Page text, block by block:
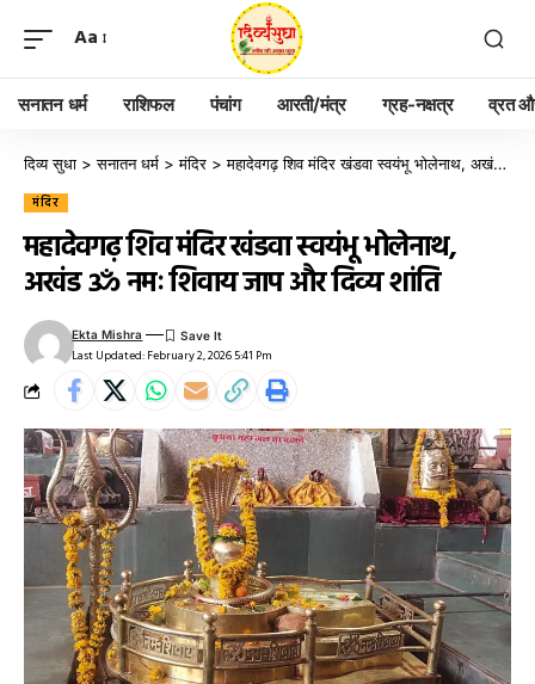
Aa
सनातन धर्म राशिफल पंचांग आरती/मंत्र ग्रह-नक्षत्र व्रत
दिव्य सुधा >सनातन धर्म >मंदिर >महादेवगढ़ शिव मंदिर खंडवा स्वयंभू भोलेनाथ, अखंड ॐ नमः शिवाय जाप और दिव्य शांति
मंदिर
महादेवगढ़ शिव मंदिर खंडवा स्वयंभू भोलेनाथ,
अखंड ॐ नमः शिवाय जाप और दिव्य शांति
Last Updated: February 2, 2026 5:41 Pm
Ekta Mishra